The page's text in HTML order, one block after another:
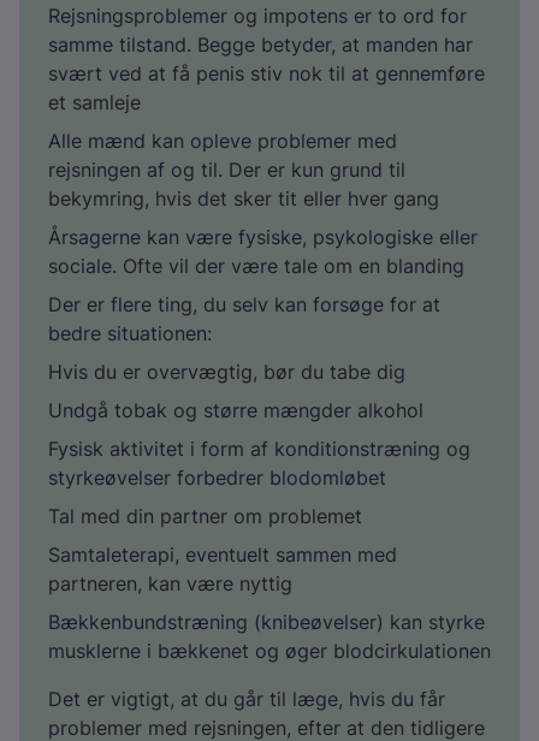
Rejsningsproblemer og impotens er to ord for
samme tilstand. Begge betyder, at manden har
svært ved at få penis stiv nok til at gennemføre
et samleje
Alle mænd kan opleve problemer med
rejsningen af og til. Der er kun grund til
bekymring, hvis det sker tit eller hver gang
Årsagerne kan være fysiske, psykologiske eller
sociale. Ofte vil der være tale om en blanding
Der er flere ting, du selv kan forsøge for at
bedre situationen:
Hvis du er overvægtig, bør du tabe dig
Undgå tobak og større mængder alkohol
Fysisk aktivitet i form af konditionstræning og
styrkeøvelser forbedrer blodomløbet
Tal med din partner om problemet
Samtaleterapi, eventuelt sammen med
partneren, kan være nyttig
Bækkenbundstræning (knibeøvelser) kan styrke
musklerne i bækkenet og øger blodcirkulationen
Det er vigtigt, at du går til læge, hvis du får
problemer med rejsningen, efter at den tidligere